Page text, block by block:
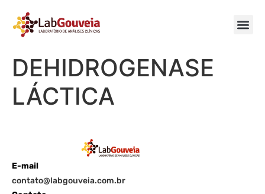
DEHIDROGENASE
LÁCTICA
E-mail
contato@labgouveia.com.br